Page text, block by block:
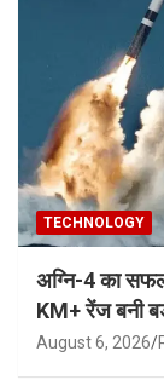
TECHNOLOGY
अग्नि-4 का
KM+ रेंज बनी
August 6, 2026